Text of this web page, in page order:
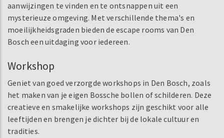
aanwijzingen te vinden en te ontsnappen uit een
mysterieuze omgeving. Met verschillende thema's en
moeilijkheidsgraden bieden de escape rooms van Den
Bosch een uitdaging voor iedereen.
Workshop
Geniet van goed verzorgde workshops in Den Bosch, zoals
het maken van je eigen Bossche bollen of schilderen. Deze
creatieve en smakelijke workshops zijn geschikt voor alle
leeftijden en brengen je dichter bij de lokale cultuur en
tradities.